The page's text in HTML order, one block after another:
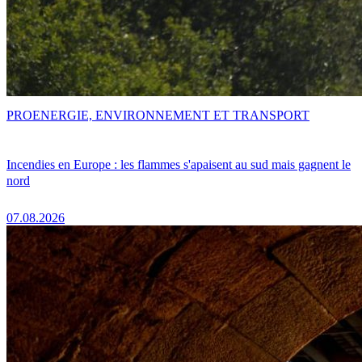
Incendies en Europe : les flammes s'apaisent au sud mais gagnent le
nord
07.08.2026
PROENERGIE, ENVIRONNEMENT ET TRANSPORT